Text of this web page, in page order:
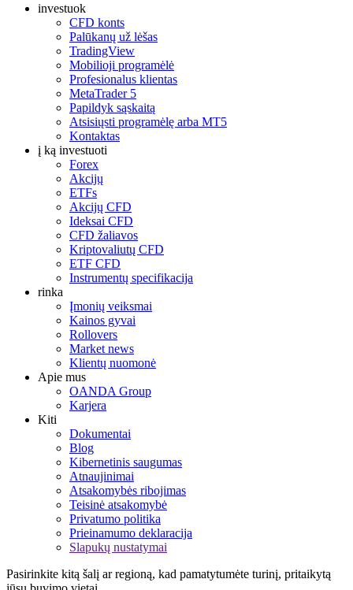
investuok
CFD konts
Palūkanų už lėšas
TradingView
Mobilioji programėlė
Profesionalus klientas
MetaTrader 5
Papildyk sąskaitą
Atsisiųsti programėlę arba MT5
Kontaktas
į ką investuoti
Forex
Akcijų
ETFs
Akcijų CFD
Ideksai CFD
CFD žaliavos
Kriptovaliutų CFD
ETF CFD
Instrumentų specifikacija
rinka
Įmonių veiksmai
Kainos gyvai
Rollovers
Market news
Klientų nuomonė
Apie mus
OANDA Group
Karjera
Kiti
Dokumentai
Blog
Kibernetinis saugumas
Atnaujinimai
Atsakomybės ribojimas
Teisinė atsakomybė
Privatumo politika
Prieinamumo deklaracija
Slapukų nustatymai
Pasirinkite kitą šalį ar regioną, kad pamatytumėte turinį, pritaikytą